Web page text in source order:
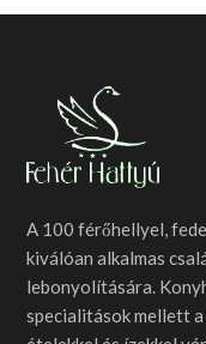
A 100 férőhellyel,
kiválóan alkalmas
lebonyolítására.
specialitások mellett